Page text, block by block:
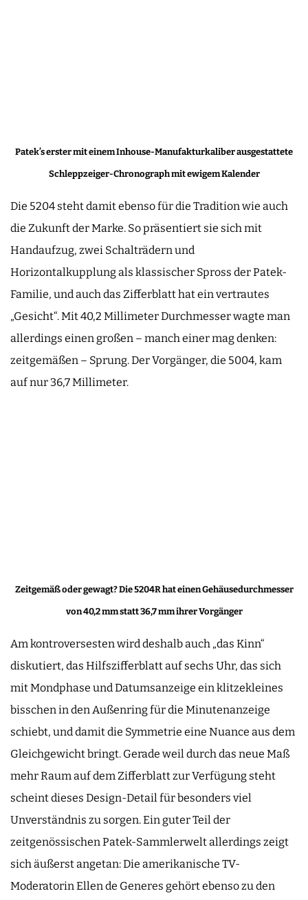
Patek’s erster mit einem Inhouse-Manufakturkaliber ausgestattete
Schleppzeiger-Chronograph mit ewigem Kalender
Die 5204 steht damit ebenso für die Tradition wie auch
die Zukunft der Marke. So präsentiert sie sich mit
Handaufzug, zwei Schalträdern und
Horizontalkupplung als klassischer Spross der Patek-
Familie, und auch das Zifferblatt hat ein vertrautes
„Gesicht“. Mit 40,2 Millimeter Durchmesser wagte man
allerdings einen großen – manch einer mag denken:
zeitgemäßen – Sprung. Der Vorgänger, die 5004, kam
auf nur 36,7 Millimeter.
Zeitgemäß oder gewagt? Die 5204R hat einen Gehäusedurchmesser
von 40,2 mm statt 36,7 mm ihrer Vorgänger
Am kontroversesten wird deshalb auch „das Kinn“
diskutiert, das Hilfszifferblatt auf sechs Uhr, das sich
mit Mondphase und Datumsanzeige ein klitzekleines
bisschen in den Außenring für die Minutenanzeige
schiebt, und damit die Symmetrie eine Nuance aus dem
Gleichgewicht bringt. Gerade weil durch das neue Maß
mehr Raum auf dem Zifferblatt zur Verfügung steht
scheint dieses Design-Detail für besonders viel
Unverständnis zu sorgen. Ein guter Teil der
zeitgenössischen Patek-Sammlerwelt allerdings zeigt
sich äußerst angetan: Die amerikanische TV-
Moderatorin Ellen de Generes gehört ebenso zu den